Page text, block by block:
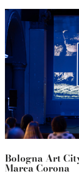
Bologna Art City
Marca Corona